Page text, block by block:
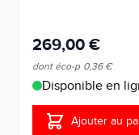
269,00 €
dont éco-p 0,36 €
Disponible en
Ajouter au